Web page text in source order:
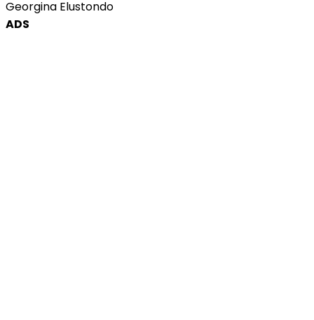
Georgina Elustondo
ADS